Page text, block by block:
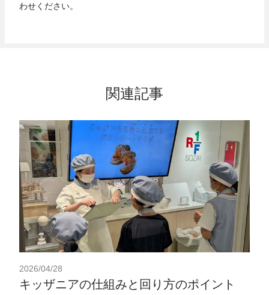
わせください。
関連記事
2026/04/28
キッザニアの仕組みと回り方のポイント